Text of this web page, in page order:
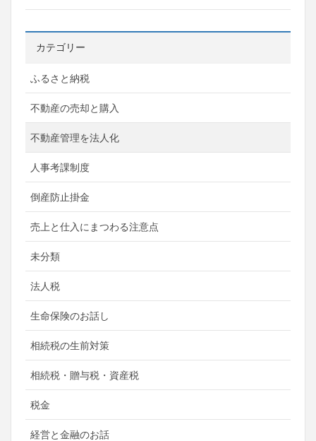
カテゴリー
ふるさと納税
不動産の売却と購入
不動産管理を法人化
人事考課制度
倒産防止掛金
売上と仕入にまつわる注意点
未分類
法人税
生命保険のお話し
相続税の生前対策
相続税・贈与税・資産税
税金
経営と金融のお話